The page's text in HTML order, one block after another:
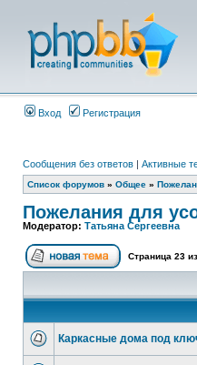
Вход Регистрация
Сообщения без ответов | Активные
Список форумов » Общее »
Пожелания для
Модератор: Татьяна Сергеевна
Страница 23 из
Каркасные дома под